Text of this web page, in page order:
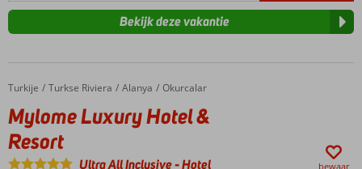
Bekijk deze vakantie
Home
Turkije Turkse Riviera Alanya Okurcalar
Mylome Luxury Hotel & Resort
Mylome Luxury Hotel &
Resort
Ultra All Inclusive-Hotel bewaar